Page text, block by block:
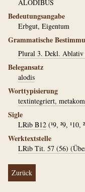
ALODIBUS
Bedeutungsangabe
Erbgut, Eigentum
Grammatische
Plural 3. Dekl. Ablativ
Belegansatz
alodis
Worttypisierung
textintegriert,
Sigle
LRib B12 (¹9, ²9,
Werktextstelle
LRib Tit. 57 (56)
Zurück